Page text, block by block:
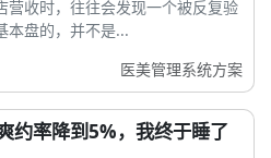
营收时，往往会发现一个被反复验
本盘的，并不是...
医美管理系统方案
约率降到5%，我终于睡了